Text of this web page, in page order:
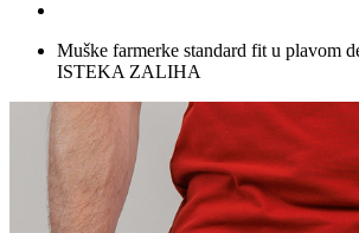
Muške farmerke standard fit u plavom
ISTEKA ZALIHA